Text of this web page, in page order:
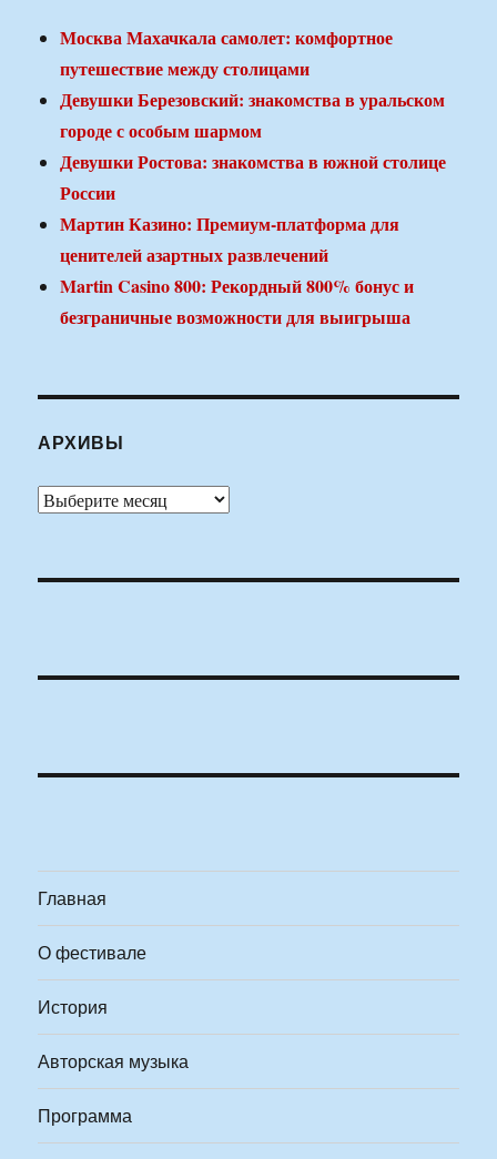
Москва Махачкала самолет: комфортное
путешествие между столицами
Девушки Березовский: знакомства в уральском
городе с особым шармом
Девушки Ростова: знакомства в южной столице
России
Мартин Казино: Премиум-платформа для
ценителей азартных развлечений
Martin Casino 800: Рекордный 800% бонус и
безграничные возможности для выигрыша
АРХИВЫ
Архивы
Главная
О фестивале
История
Авторская музыка
Программа